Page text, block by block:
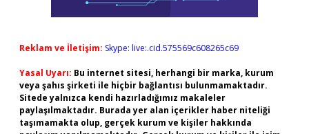
Reklam ve İletişim: Skype: live:.cid.575569c608265c69
Yasal Uyarı: Bu internet sitesi, herhangi bir marka, kurum
veya şahıs şirketi ile hiçbir bağlantısı bulunmamaktadır.
Sitede yalnızca kendi hazırladığımız makaleler
paylaşılmaktadır. Burada yer alan içerikler haber niteliği
taşımamakta olup, gerçek kurum ve kişiler hakkında